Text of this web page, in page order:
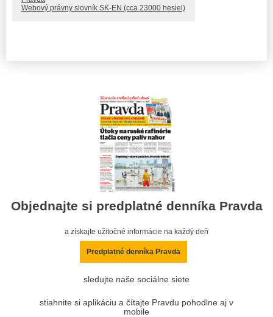
Webový právny slovník SK-EN (cca 23000 hesiel)
Objednajte si predplatné denníka Pravda
a získajte užitočné informácie na každý deň
Predplatné denníka Pravda
sledujte naše sociálne siete
stiahnite si aplikáciu a čítajte Pravdu pohodlne aj v
mobile